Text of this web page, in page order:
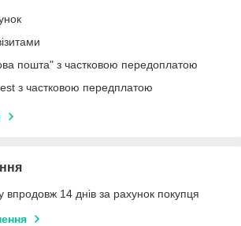
пошта" з частковою передоплатою
з частковою передплатою
впродовж 14 днів за рахунок покупця